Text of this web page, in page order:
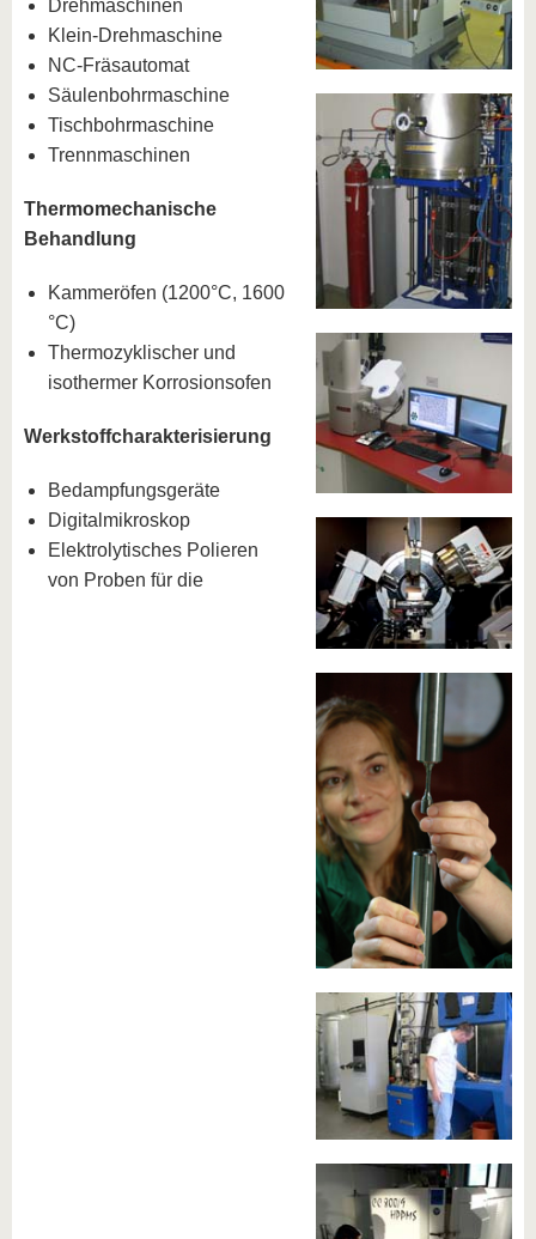
Drehmaschinen
Klein-Drehmaschine
NC-Fräsautomat
Säulenbohrmaschine
Tischbohrmaschine
Trennmaschinen
Thermomechanische
Behandlung
Kammeröfen (1200°C, 1600
°C)
Thermozyklischer und
isothermer Korrosionsofen
Werkstoffcharakterisierung
Bedampfungsgeräte
Digitalmikroskop
Elektrolytisches Polieren
von Proben für die